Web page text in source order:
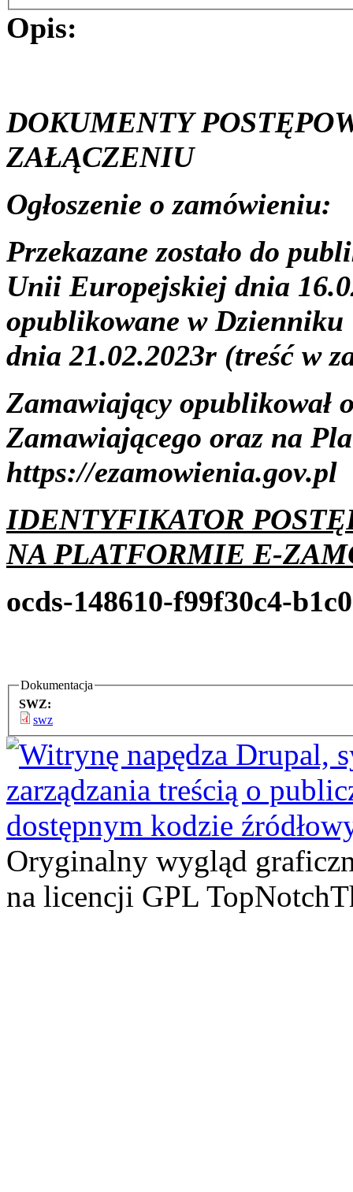
Opis:
DOKUMENTY
ZAŁĄCZENIU
Ogłoszenie o zamówieniu:
Przekazane zostało do
Unii Europejskiej dnia
opublikowane w
dnia 21.02.2023r (treść w
Zamawiający opublikował
Zamawiającego oraz na
https://ezamowienia.gov.pl
IDENTYFIKATOR
NA PLATFORMIE E-
ocds-148610-f99f30c4-
Dokumentacja
SWZ:
swz
Oryginalny wygląd
na licencji GPL